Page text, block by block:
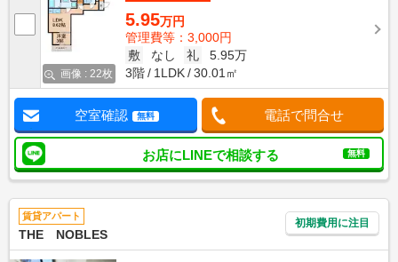
画像 : 22枚
5.95万円
管理費等：3,000円
敷
なし 礼
5.95万
3階
1LDK 30.01㎡
空室確認 無料 電話で問合せ
お店にLINEで相談する 無料
賃貸アパート
THE NOBLES
初期費用に注目